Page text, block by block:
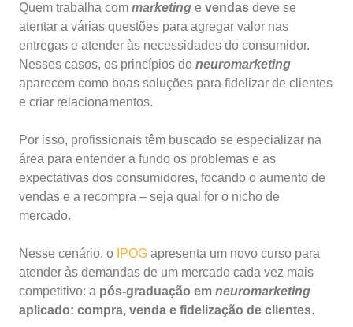
Quem trabalha com marketing e vendas deve se
atentar a várias questões para agregar valor nas
entregas e atender às necessidades do consumidor.
Nesses casos, os princípios do neuromarketing
aparecem como boas soluções para fidelizar de clientes
e criar relacionamentos.
Por isso, profissionais têm buscado se especializar na
área para entender a fundo os problemas e as
expectativas dos consumidores, focando o aumento de
vendas e a recompra – seja qual for o nicho de
mercado.
Nesse cenário, o IPOG apresenta um novo curso para
atender às demandas de um mercado cada vez mais
competitivo: a pós-graduação em neuromarketing
aplicado: compra, venda e fidelização de clientes.